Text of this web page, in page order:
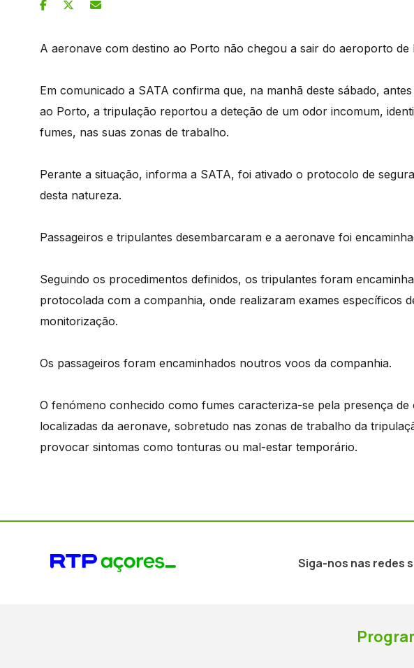
A aeronave com destino ao Porto não chegou a sair do aeroporto de
Em comunicado a SATA confirma que, na manhã deste sábado,
ao Porto, a tripulação reportou a deteção de um odor incomum,
fumes, nas suas zonas de trabalho.
Perante a situação, informa a SATA, foi ativado o protocolo de
desta natureza.
Passageiros e tripulantes desembarcaram e a aeronave foi
Seguindo os procedimentos definidos, os tripulantes foram
protocolada com a companhia, onde realizaram exames específicos
monitorização.
Os passageiros foram encaminhados noutros voos da companhia.
O fenómeno conhecido como fumes caracteriza-se pela presença de
localizadas da aeronave, sobretudo nas zonas de trabalho da
provocar sintomas como tonturas ou mal-estar temporário.
Siga-nos nas redes